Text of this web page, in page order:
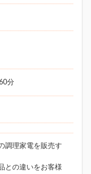
分
調理家電を販売す
との違いをお客様